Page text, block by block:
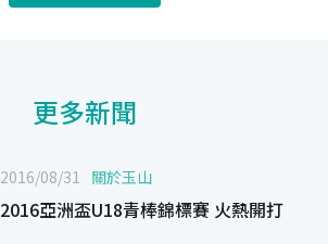
更多新聞
2016/08/31 關於玉山
2016亞洲盃U18青棒錦標賽 火熱開打